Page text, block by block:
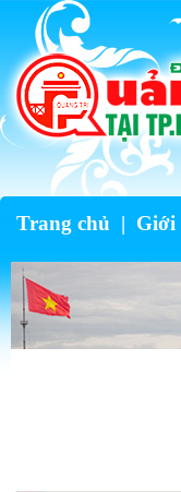
Trang chủ | Giới